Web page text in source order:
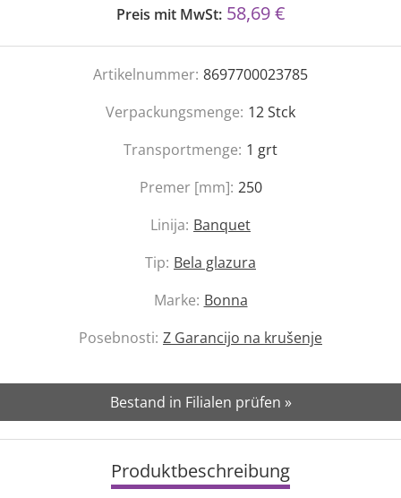
Preis mit MwSt: 58,69 €
Artikelnummer: 8697700023785
Verpackungsmenge: 12Stck
Transportmenge: 1 grt
Premer [mm]: 250
Linija: Banquet
Tip: Bela glazura
Marke: Bonna
Posebnosti: Z Garancijo na krušenje
Bestand in Filialen prüfen »
Produktbeschreibung